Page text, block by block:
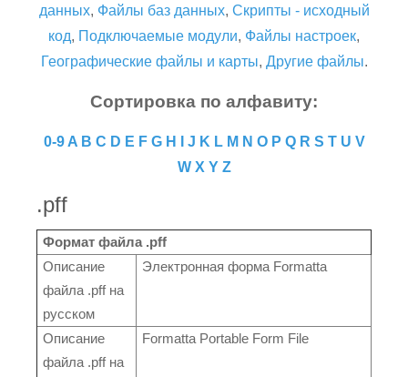
данных, Файлы баз данных, Скрипты - исходный
код, Подключаемые модули, Файлы настроек,
Географические файлы и карты, Другие файлы.
Сортировка по алфавиту:
0-9 A B C D E F G H J K L M N O P Q R S T U V
W X Y Z
.pff
Формат файла .pff
Описание
файла .pff на
русском
Электронная форма Formatta
Описание
файла .pff на
Formatta Portable Form File